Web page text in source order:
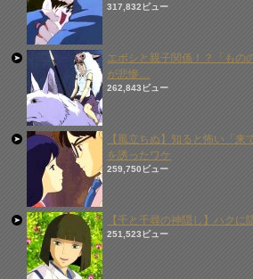
317,832ビュー
エボシと親子関係！？「もの
が悲惨…
262,843ビュー
【風立ちぬ】知ると怖い「
を誘ったワケ
259,750ビュー
【千と千尋の神隠し】ハク
251,523ビュー